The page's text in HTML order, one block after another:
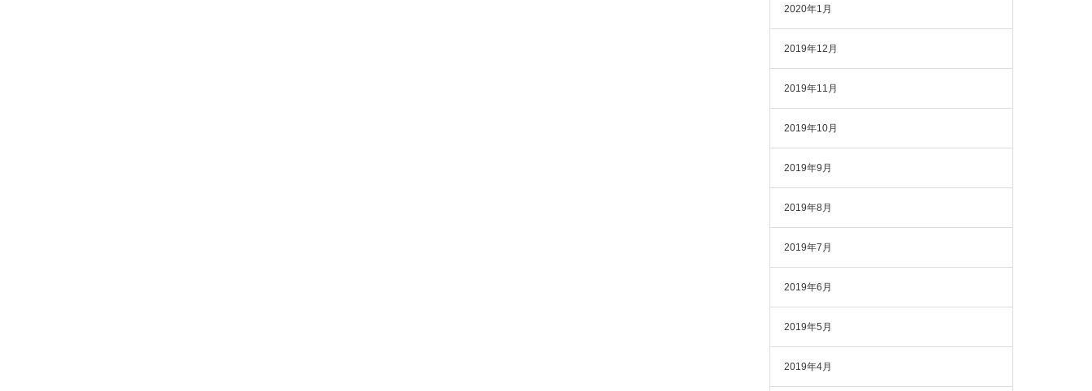
2020年1月
2019年12月
2019年11月
2019年10月
2019年9月
2019年8月
2019年7月
2019年6月
2019年5月
2019年4月